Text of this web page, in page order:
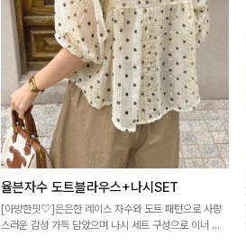
율븐자수 도트블라우스+나시SET
[아방한핏🤍]은은한 레이스 자수와 도트 패턴으로 사랑
스러운 감성 가득 담았으며 나시 세트 구성으로 이너 걱